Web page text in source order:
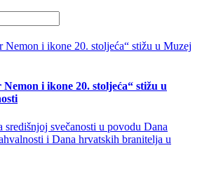
i ikone 20. stoljeća“ stižu u